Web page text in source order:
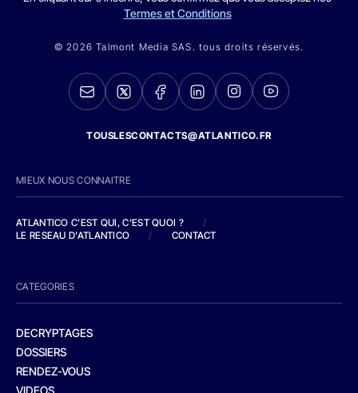
Termes et Conditions
© 2026 Talmont Media SAS. tous droits réservés.
TOUSLESCONTACTS@ATLANTICO.FR
MIEUX NOUS CONNAITRE
ATLANTICO C'EST QUI, C'EST QUOI ?
/
LE RESEAU D'ATLANTICO
/ CONTACT
CATEGORIES
DECRYPTAGES
DOSSIERS
RENDEZ-VOUS
VIDEOS